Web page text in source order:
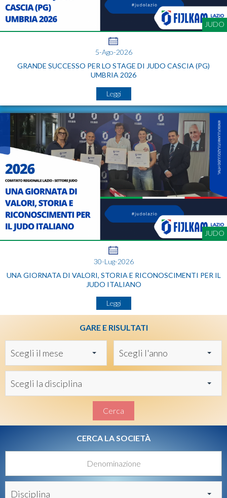
5-Ago-2026
JUDO
GRANDE SUCCESSO PER LO STAGE DI JUDO CASCIA (PG)
UMBRIA 2026
Leggi
30-Lug-2026
JUDO
UNA GIORNATA DI VALORI, STORIA E RICONOSCIMENTI PER IL
JUDO ITALIANO
Leggi
GARE E RISULTATI
Scegli il mese Scegli l'anno
Scegli la disciplina
Cerca
CERCA LA SOCIETÀ
Disciplina